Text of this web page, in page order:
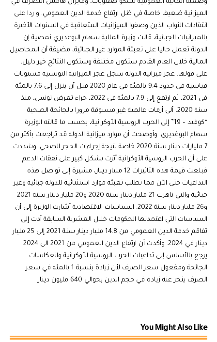
وضعية المالية العمومية تشكو صعوبات، ومايزال هامش التصرف في
الميزانية ضعيفا خاصة في ظل ارتفاع خدمة الدين العمومي. و ردا على
انتقادات النواب الذين وصفوا الميزانيات المتعاقبة في السنوات الأخيرة
بالميزانيات الجبائية، قالت وزيرة المالية سهام البوغديري نمصية إن
الدولة تعمل حاليا على تعبئة الموارد غير الجبائية، مضيفة أن المحاصيل
المالية خلال العام القادم ستكون مختلفة وستكون النتائج خير دليل،
على قولها. عجز ميزانية الدولة سجل عجز الميزانية التونسية مستويات
قياسية في حدود 9.4 بالمئة في عام 2020 قبل أن ينزل إلى 7.6 بالمئة
في 2021، ثم ارتفع إلى 7.9 بالمئة في 2022، جراء تعرض تونس، منذ
سنة 2020، ألى أزمات عالمية غير مسبوقة مرورا بالجائحة الصحية
“كوفيد – 19” إلى الحرب الروسية الأوكرانية، بحسب ما قالته الوزيرة
سهام البوغديري. وأوضحت أن موارد ميزانية الدولة قد تراجعت بأكثر من
7 مليارات دينار سنة 2020 خاصة نتيجة إجراءات الحجر الصحي. وشددت
على أن الحرب الروسية الأوكرانية أثرت بشكل كبير على نفقات الدعم
فبلغت قيمة هذه التاثيرات 12 مليار دينار، مشيرة إلى تواصل هذه
التداعيات حتى الآن مما تطلب تعبئة موارد استثنائية للدولة جبائية وغير
جبائية والتي ناهزت 21 مليار دينار سنة 2020 و20 مليار دينار سنة 2021
و26 مليار دينار سنة 2022. السياسات الاقتصادية أشارت الوزيرة إلى أن
السياسات التي اعتمدتها الحكومات خلال العشرية السابقة أدت إلى
تفاقم خدمة الدين العمومي من 14.8 مليار دينار سنة 2021 إلى 25 مليار
دينار في 2024. وأكدت أن ارتفاع الدين العمومي من 2021 الى 2024
يرجع بالأساس إلى تداعيات الحرب الروسية الأوكرانية وانعكاسات
الجائحة ومفعول سعر الصرف لأن زيادة بنسبة 1 بالمئة في سعر
الصرف ينجر عنه زيادة في حجم الدين بحوالي 640 مليون دينار.
You Might Also Like